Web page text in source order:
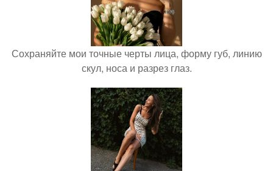
Сохраняйте мои точные черты лица, форму губ, линию
скул, носа и разрез глаз.